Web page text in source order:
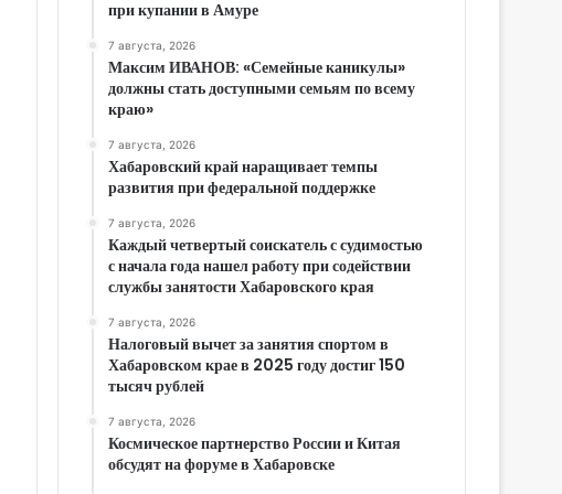
при купании в Амуре
7 августа, 2026
Максим ИВАНОВ: «Семейные каникулы»
должны стать доступными семьям по всему
краю»
7 августа, 2026
Хабаровский край наращивает темпы
развития при федеральной поддержке
7 августа, 2026
Каждый четвертый соискатель с судимостью
с начала года нашел работу при содействии
службы занятости Хабаровского края
7 августа, 2026
Налоговый вычет за занятия спортом в
Хабаровском крае в 2025 году достиг 150
тысяч рублей
7 августа, 2026
Космическое партнерство России и Китая
обсудят на форуме в Хабаровске